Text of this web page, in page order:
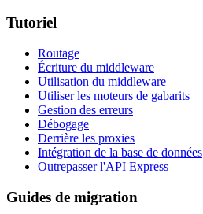
Tutoriel
Routage
Écriture du middleware
Utilisation du middleware
Utiliser les moteurs de gabarits
Gestion des erreurs
Débogage
Derrière les proxies
Intégration de la base de données
Outrepasser l'API Express
Guides de migration